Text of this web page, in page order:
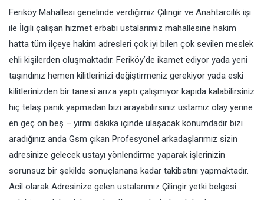
Feriköy Mahallesi genelinde verdiğimiz Çilingir ve Anahtarcılık işi
ile İlgili çalışan hizmet erbabı ustalarımız mahallesine hakim
hatta tüm ilçeye hakim adresleri çok iyi bilen çok sevilen meslek
ehli kişilerden oluşmaktadır. Feriköy’de ikamet ediyor yada yeni
taşındınız hemen kilitlerinizi değiştirmeniz gerekiyor yada eski
kilitlerinizden bir tanesi arıza yaptı çalışmıyor kapıda kalabilirsiniz
hiç telaş panik yapmadan bizi arayabilirsiniz ustamız olay yerine
en geç on beş – yirmi dakika içinde ulaşacak konumdadır bizi
aradığınız anda Gsm çıkan Profesyonel arkadaşlarımız sizin
adresinize gelecek ustayı yönlendirme yaparak işlerinizin
sorunsuz bir şekilde sonuçlanana kadar takibatını yapmaktadır.
Acil olarak Adresinize gelen ustalarımız Çilingir yetki belgesi